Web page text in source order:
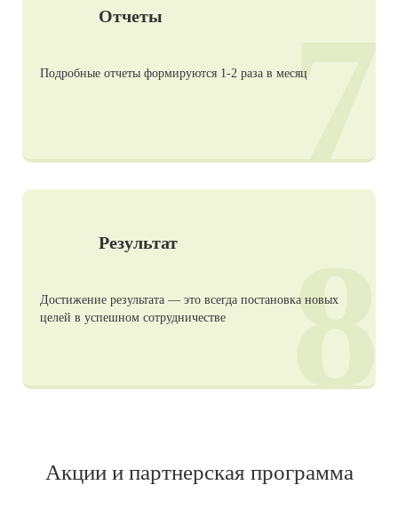
Отчеты
Подробные отчеты формируются 1-2 раза в месяц7
Результат
Достижение результата — это всегда постановка новых
целей в успешном сотрудничестве
8
Акции и партнерская программа